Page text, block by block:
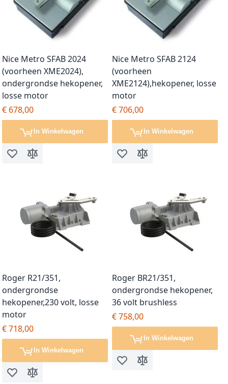
Nice Metro SFAB 2024
(voorheen XME2024),
ondergrondse hekopener,
losse motor
€ 678,00
In Winkelwagen
Voeg toe aan verlanglijst
Toevoegen om te vergelijken
Nice Metro SFAB 2124
(voorheen
XME2124),hekopener, losse
motor
€ 706,00
In Winkelwagen
Voeg toe aan verlanglijst
Toevoegen om te
Roger R21/351,
ondergrondse
hekopener,230 volt, losse
motor
€ 718,00
In Winkelwagen
Voeg toe aan verlanglijst
Toevoegen om te vergelijken
Roger BR21/351,
ondergrondse hekopener,
36 volt brushless
€ 758,00
In Winkelwagen
Voeg toe aan verlanglijst
Toevoegen om te